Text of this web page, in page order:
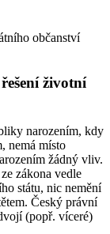
občanství
životní
narozením, kdy
nemá místo
žádný vliv.
zákona vedle
státu, nic nemění
Český právní
(popř. víceré)